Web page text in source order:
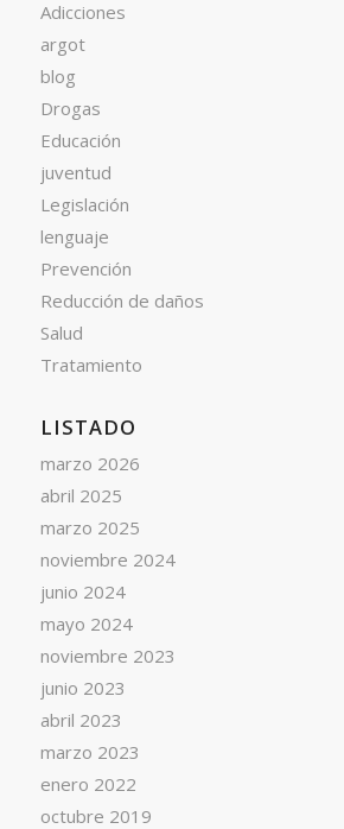
Adicciones
argot
blog
Drogas
Educación
juventud
Legislación
lenguaje
Prevención
Reducción de daños
Salud
Tratamiento
LISTADO
marzo 2026
abril 2025
marzo 2025
noviembre 2024
junio 2024
mayo 2024
noviembre 2023
junio 2023
abril 2023
marzo 2023
enero 2022
octubre 2019